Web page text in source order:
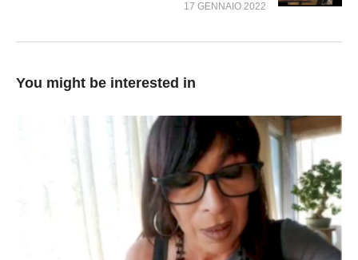
17 GENNAIO 2022
You might be interested in